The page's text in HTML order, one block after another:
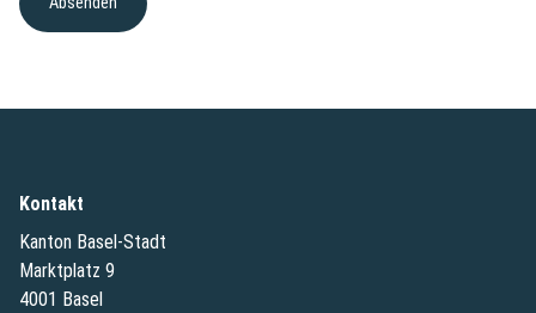
Kontakt
Kanton Basel-Stadt
Marktplatz 9
4001 Basel